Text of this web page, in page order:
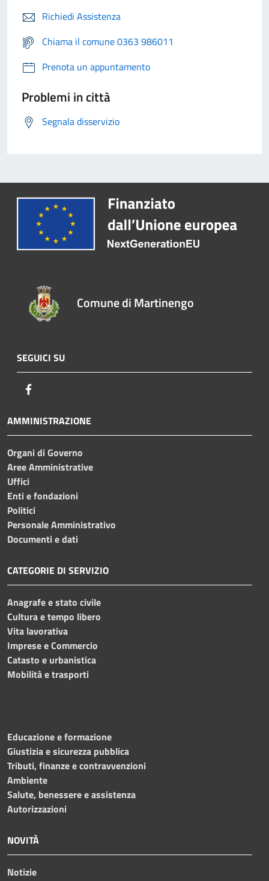
Richiedi Assistenza
Chiama il comune 0363 986011
Prenota un appuntamento
Problemi in città
Segnala disservizio
Comune di Martinengo
SEGUICI SU
AMMINISTRAZIONE
Organi di Governo
Aree Amministrative
Uffici
Enti e fondazioni
Politici
Personale Amministrativo
Documenti e dati
CATEGORIE DI SERVIZIO
Anagrafe e stato civile
Cultura e tempo libero
Vita lavorativa
Imprese e Commercio
Catasto e urbanistica
Mobilità e trasporti
Educazione e formazione
Giustizia e sicurezza pubblica
Tributi, finanze e contravvenzioni
Ambiente
Salute, benessere e assistenza
Autorizzazioni
NOVITÀ
Notizie